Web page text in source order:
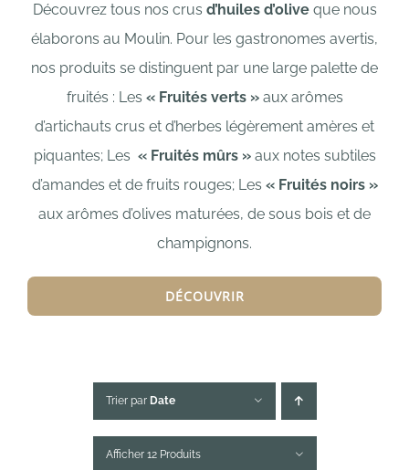
Découvrez tous nos crus d’huiles d’oliveque nous
élaborons au Moulin. Pour les gastronomes avertis,
nos produits se distinguent par une large palette de
fruités : Les « Fruités verts »aux arômes
d’artichauts crus et d’herbes légèrement amères et
piquantes; Les « Fruités mûrs » aux notes subtiles
d’amandes et de fruits rouges; Les « Fruités noirs »
aux arômes d’olives maturées, de sous bois et de
champignons.
DÉCOUVRIR
Trier par Date
Afficher 12 Produits